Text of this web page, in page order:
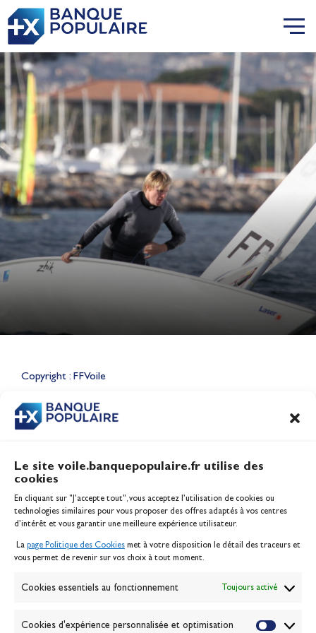
Le site voile.banquepopulaire.fr utilise des
cookies
En cliquant sur "J'accepte tout", vous acceptez l’utilisation de cookies ou
technologies similaires pour vous proposer des offres adaptés à vos centres
d’intérêt et vous garantir une meilleure expérience utilisateur.
La page Politique des Cookies met à votre disposition le détail des traceurs et
vous permet de revenir sur vos choix à tout moment.
Cookies essentiels au fonctionnement Toujours activé
Cookies d'expérience personnalisée et optimisation
Copyright : FFVoile
CONTENU
Lauriane Nolot en or à Long
Jeux Olympiques 2028
Inscription serveur média
Contact
Politique des cookies
Banque de la voile
Passion Voile TV